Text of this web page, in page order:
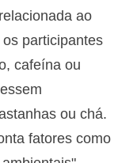
ao
participantes
cafeína ou
ou chá.
fatores como